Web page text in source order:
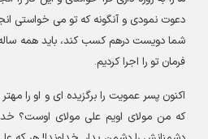
دعوت نمودی و آنگونه که تو می خواستی
شما دویست درهم کسب کند، باید همه
فرمان تو را اجرا کردیم.
اکنون پسر عمویت را برگزیده ای و او را مهتر
که من مولای اویم علی مولای اوست؟